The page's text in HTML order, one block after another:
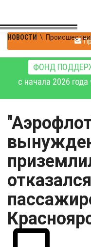
НОВОСТИ \
ФОНД
с начала 2026